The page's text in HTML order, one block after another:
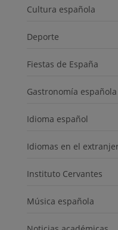
Cultura española
Deporte
Fiestas de España
Gastronomía española
Idioma español
Idiomas en el
Instituto Cervantes
Música española